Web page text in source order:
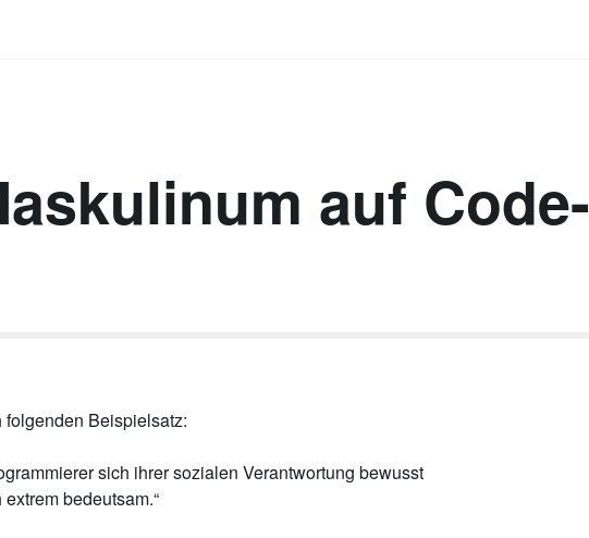
auf Code-
Beispielsatz:
sich ihrer sozialen Verantwortung bewusst
bedeutsam.“